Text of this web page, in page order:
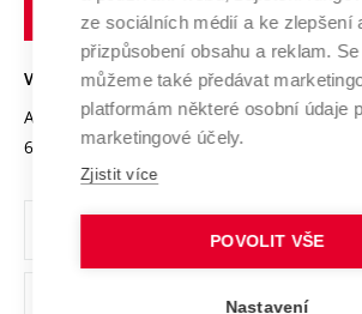
Open Science
Projekty
Projekty ze strukturálních fondů
Specifický výzkum
Mezinárodní dohody
Univerzitní sítě
Podnikavá univerzita / ContriBUTe
Bezpečná univerzita
Vyznamenání
Organizační struktura
Ochrana osobních údajů
VYSOKÉ UČENÍ TECHNICKÉ V BRNĚ
Antonínská 548/1
602 00 Brno
www.vut.cz
vut@vutbr.cz
ze sociálních médií a ke zlepšení
přizpůsobení obsahu a reklam.
můžeme také předávat
platformám některé osobní údaje
marketingové účely.
Zjistit více
POVOLIT VŠE
Nastavení